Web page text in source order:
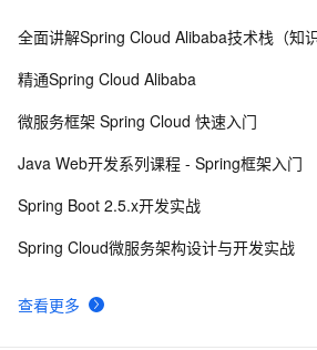
8 Spring Cloud微服务面试题
10使用Spring Cloud Stream集成消息中间件
查看更多
精通Spring Cloud Alibaba
微服务框架 Spring Cloud 快速入门
Java Web开发系列课程 - Spring框架入门
Spring Boot 2.5.x开发实战
Spring Cloud微服务架构设计与开发实战